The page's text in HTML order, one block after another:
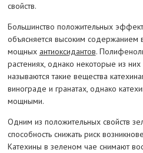
свойств.
Большинство положительных
объясняется высоким содержанием
мощных антиоксидантов.
растениях, однако некоторые из
называются такие вещества
винограде и гранатах, однако
мощными.
Одним из положительных свойств
способность снижать риск
Катехины в зеленом чае снимают